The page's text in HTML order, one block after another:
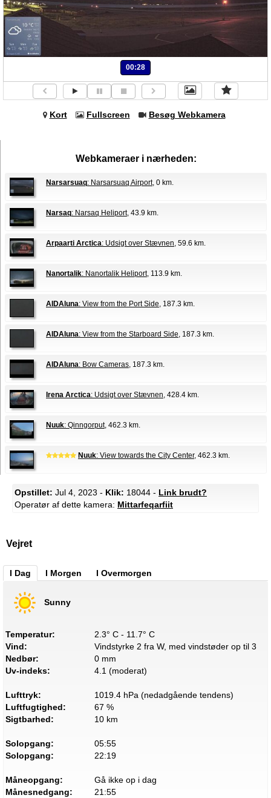
00:28
Kort Fullscreen Besøg Webkamera
Webkameraer i nærheden:
Narsarsuaq: Narsarsuaq Airport, 0 km.
Narsaq: Narsaq Heliport, 43.9 km.
Arpaarti Arctica: Udsigt over Stævnen, 59.6 km.
Nanortalik: Nanortalik Heliport, 113.9 km.
AIDAluna: View from the Port Side, 187.3 km.
AIDAluna: View from the Starboard Side, 187.3 km.
AIDAluna: Bow Cameras, 187.3 km.
Irena Arctica: Udsigt over Stævnen, 428.4 km.
Nuuk: Qinngorput, 462.3 km.
Nuuk: View towards the City Center, 462.3 km.
Opstillet: Jul 4, 2023 - Klik: 18044 - Link brudt?
Operatør af dette kamera: Mittarfeqarfiit
Vejret
I Dag I Morgen I Overmorgen
Sunny
Temperatur:
2.3° C - 11.7° C
Vind:
Vindstyrke 2 fra W, med vindstøder op til 3
Nedbør:
0 mm
Uv-indeks:
4.1 (moderat)
Lufttryk:
1019.4 hPa (nedadgående tendens)
Luftfugtighed:
67 %
Sigtbarhed:
10 km
Solopgang:
05:55
Solopgang:
22:19
Måneopgang:
Gå ikke op i dag
Månesnedgang:
21:55